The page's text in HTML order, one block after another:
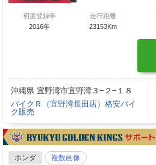
初度登録年
2016年
走行距離
23153Km
沖縄県 宜野湾市宜野湾３−２−１８
バイクＲ（宜野湾長田店）格安バイ
ク販売
ホンダ 複数画像